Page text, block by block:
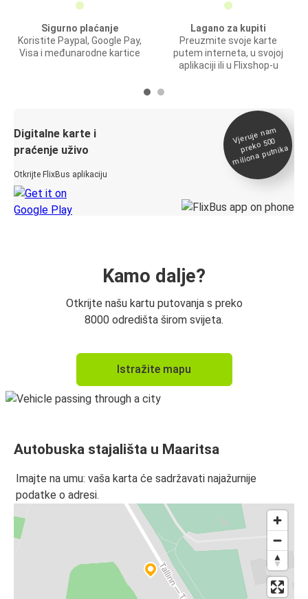
Sigurno plaćanje
Koristite Paypal, Google Pay,
Visa i međunarodne kartice
Lagano za kupiti
Preuzmite svoje karte
putem interneta, u svojoj
aplikaciji ili u Flixshop-u
Digitalne karte i
praćenje uživo
Otkrijte FlixBus aplikaciju
Vjeruje na
m
preko 500
miliona putnika
Kamo dalje?
Otkrijte našu kartu putovanja s preko
8000 odredišta širom svijeta.
Istražite mapu
Autobuska stajališta u Maaritsa
Imajte na umu: vaša karta će sadržavati najažurnije
podatke o adresi.